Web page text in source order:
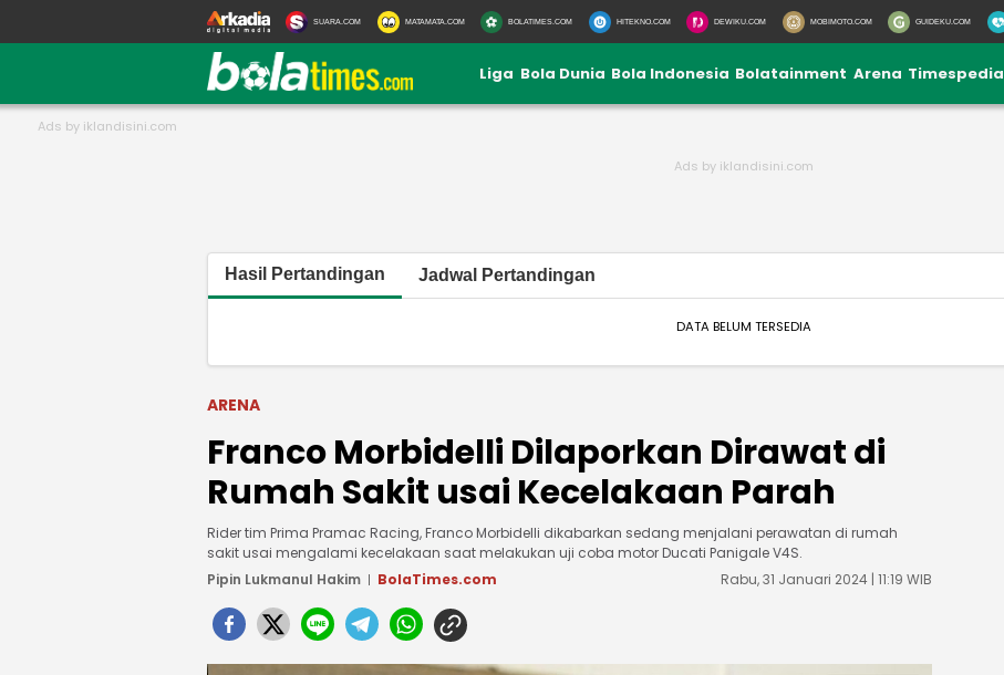
SUARA.COM MATAMATA.COM BOLATIMES.COM HITEKNO.COM DEWIKU.COM MOBIMOTO.COM GUIDEKU.COM
Liga Bola Dunia Bola Indonesia Bolatainment Arena Timespedia
Hasil Pertandingan Jadwal Pertandingan
DATA BELUM TERSEDIA
ARENA
Franco Morbidelli Dilaporkan Dirawat di
Rumah Sakit usai Kecelakaan Parah
Rider tim Prima Pramac Racing, Franco Morbidelli dikabarkan sedang menjalani perawatan di rumah
sakit usai mengalami kecelakaan saat melakukan uji coba motor Ducati Panigale V4S.
Pipin Lukmanul Hakim
BolaTimes.com Rabu, 31 Januari 2024 | 11:19 WIB